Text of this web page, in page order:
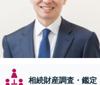
相続財産調査・鑑定